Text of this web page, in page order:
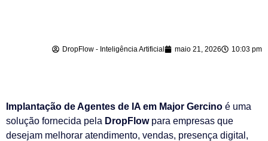
DropFlow - Inteligência Artificial maio 21, 2026 10:03 pm
Implantação de Agentes de IA em Major Gercino é uma
solução fornecida pela DropFlowpara empresas que
desejam melhorar atendimento, vendas, presença digital,